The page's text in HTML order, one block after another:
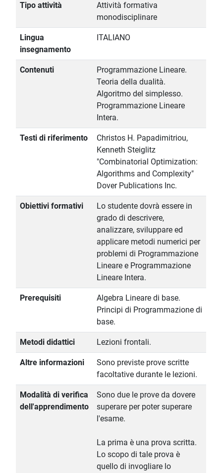
Tipo attività
Attività formativa
monodisciplinare
Lingua
insegnamento
ITALIANO
Contenuti
Programmazione Lineare.
Teoria della dualità.
Algoritmo del simplesso.
Programmazione Lineare
Intera.
Testi di riferimento
Christos H. Papadimitriou,
Kenneth Steiglitz
"Combinatorial Optimization:
Algorithms and Complexity"
Dover Publications Inc.
Obiettivi formativi
Lo studente dovrà essere in
grado di descrivere,
analizzare, sviluppare ed
applicare metodi numerici per
problemi di Programmazione
Lineare e Programmazione
Lineare Intera.
Prerequisiti
Algebra Lineare di base.
Principi di Programmazione di
base.
Metodi didattici Lezioni frontali.
Altre informazioni
Sono previste prove scritte
facoltative durante le lezioni.
Modalità di verifica
dell'apprendimento
Sono due le prove da dovere
superare per poter superare
l'esame.
La prima è una prova scritta.
Lo scopo di tale prova è
quello di invogliare lo